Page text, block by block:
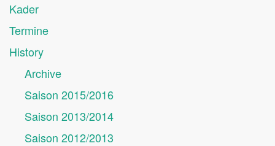
Kader
Termine
History
Archive
Saison 2015/2016
Saison 2013/2014
Saison 2012/2013